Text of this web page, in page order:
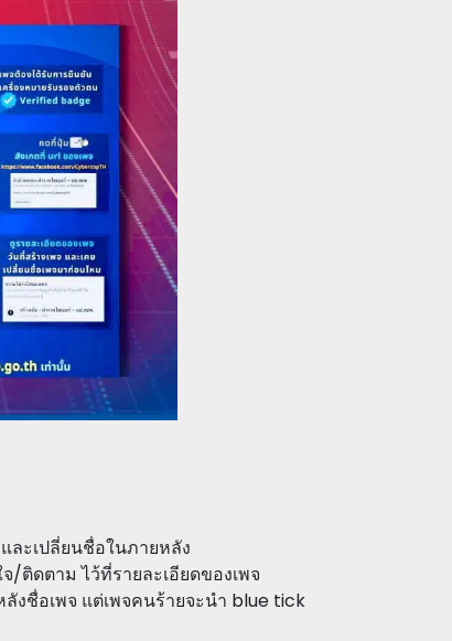
ละเปลี่ยนชื่อในภายหลัง
ติดตาม ไว้ที่รายละเอียดของเพจ
งชื่อเพจ แต่เพจคนร้ายจะนำ blue tick